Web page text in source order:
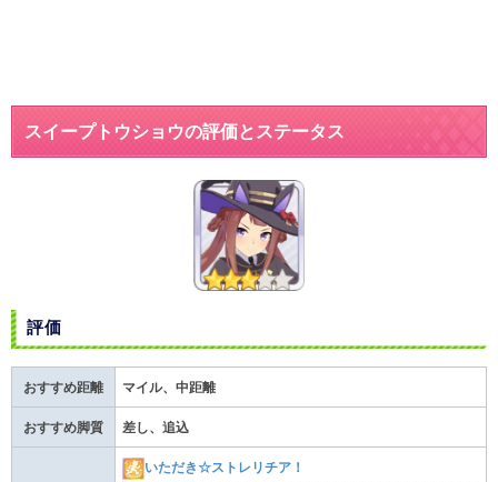
スイープトウショウの評価とステータス
評価
おすすめ距離 マイル、中距離
おすすめ脚質 差し、追込
いただき☆ストレリチア！